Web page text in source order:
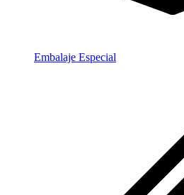
Embalaje Especial